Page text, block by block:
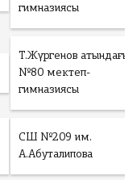
гимназиясы
Т.Жүргенов атындағы
№80 мектеп-
гимназиясы
СШ №209 им.
А.Абуталипова